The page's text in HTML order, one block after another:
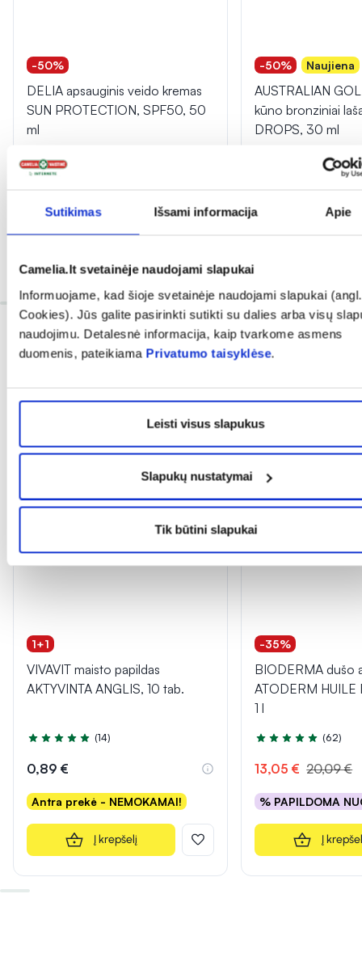
Sutikimas Išsami informacija Apie
Camelia.lt svetainėje naudojami slapukai
Informuojame, kad šioje svetainėje naudojami slapukai (angl.
Cookies). Jūs galite pasirinkti sutikti su dalies arba visų
naudojimu. Detalesnė informacija, kaip tvarkome asmens
duomenis, pateikiama Privatumo taisyklėse.
Leisti visus slapukus
Slapukų nustatymai
Tik būtini slapukai
-50%
DELIA apsauginis veido kremas
SUN PROTECTION, SPF50, 50
ml
3,49 €
% PAPILDOMA NUOLAIDA
-50% Naujiena
AUSTRALIAN
kūno bronziniai
DROPS, 30 ml
Įvertinimas 1.0 iš 5
29,69 €
% PAPILDOMA
Dažnai perkama kartu
1+1
VIVAVIT maisto papildas
AKTYVINTA ANGLIS, 10 tab.
Įvertinimas 5.0 iš 5
(14)
0,89 €
Antra prekė - NEMOKAMAI!
Į krepšelį
-35%
BIODERMA dušo
ATODERM HUILE
1 l
Įvertinimas 5.0 iš 5
(62)
13,05 € 20,09 €
% PAPILDOMA
Į